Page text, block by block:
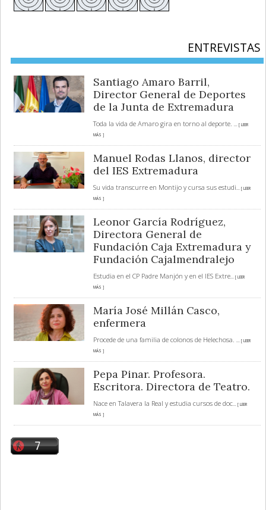
ENTREVISTAS
Santiago Amaro Barril,
Director General de Deportes
de la Junta de Extremadura
Toda la vida de Amaro gira en torno al deporte. ... [ LEER
MÁS ]
Manuel Rodas Llanos, director
del IES Extremadura
Su vida transcurre en Montijo y cursa sus estudi... [ LEER
MÁS ]
Leonor García Rodríguez,
Directora General de
Fundación Caja Extremadura y
Fundación Cajalmendralejo
Estudia en el CP Padre Manjón y en el IES Extre... [ LEER
MÁS ]
María José Millán Casco,
enfermera
Procede de una familia de colonos de Helechosa. ... [ LEER
MÁS ]
Pepa Pinar. Profesora.
Escritora. Directora de Teatro.
Nace en Talavera la Real y estudia cursos de doc... [ LEER
MÁS ]